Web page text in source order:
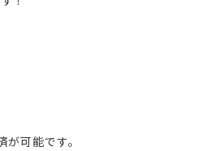
可能です。